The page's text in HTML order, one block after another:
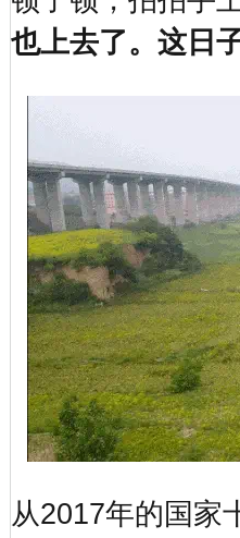
也上去了。这日
从2017年的国家